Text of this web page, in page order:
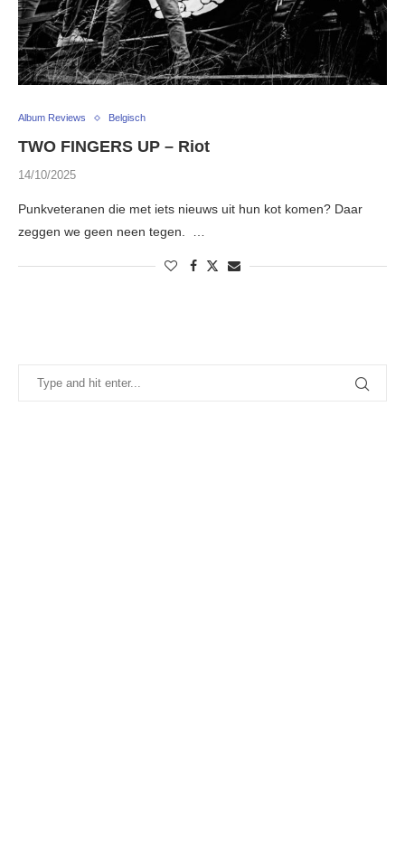
Album Reviews Belgisch
TWO FINGERS UP – Riot
14/10/2025
Punkveteranen die met iets nieuws uit hun kot komen? Daar
zeggen we geen neen tegen. …